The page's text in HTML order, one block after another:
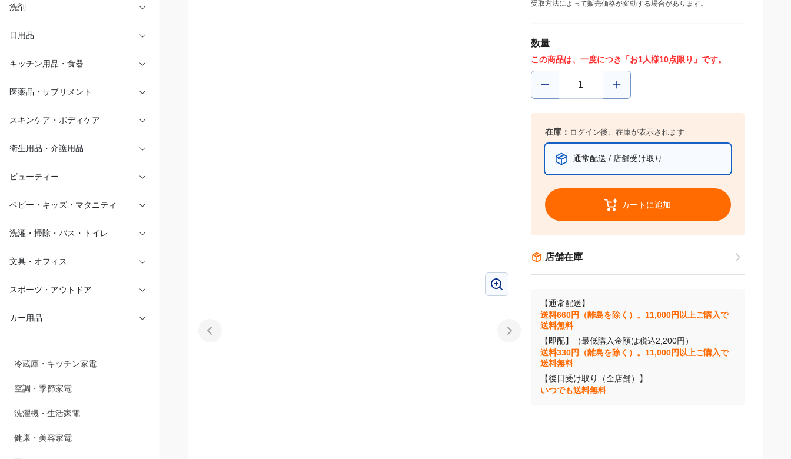
洗剤
日用品
カー用品
冷蔵庫・キッチン家電
空調・季節家電
洗濯機・生活家電
受取方法によって販売価格が変動する場合があります。
数量
この商品は、一度につき「お1人様10点限り」です。
在庫： ログイン後、在庫が表示されます
通常配送 / 店舗受け取り
カートに追加
店舗在庫
【通常配送】
送料660円（離島を除く）。11,000円以上ご購入で
送料無料
【即配】（最低購入金額は税込2,200円）
送料330円（離島を除く）。11,000円以上ご購入で
送料無料
【後日受け取り（全店舗）】